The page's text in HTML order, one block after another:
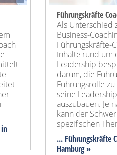
in
Führungskräfte
Als Unterschied
Business-
Führungskräfte-
Inhalte rund um
Leadership
darum, die
Führungsrolle
seine
auszubauen. Je
kann der
spezifischen
... Führungskräfte
Hamburg »